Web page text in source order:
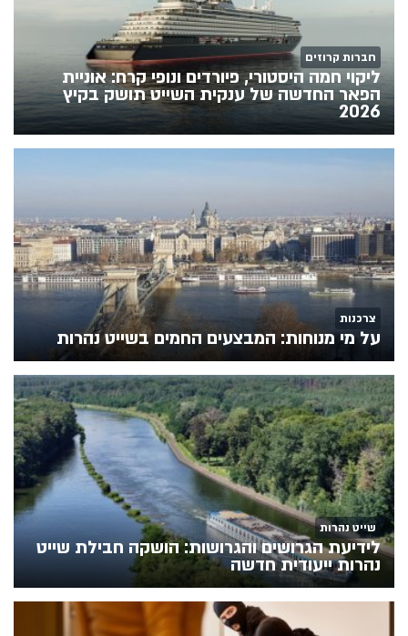
חברות קרוזים
ליקוי חמה היסטורי, פיורדים ונופי קרח: אוניית
הפאר החדשה של ענקית השייט תושק בקיץ
2026
צרכנות
על מי מנוחות: המבצעים החמים בשייט נהרות
שייט נהרות
לידיעת הגרושים והגרושות: הושקה חבילת שייט
נהרות ייעודית חדשה